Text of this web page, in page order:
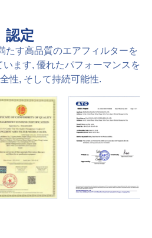
認定
たす高品質のエアフィルターを
ます, 優れたパフォーマンスを
性, そして持続可能性.